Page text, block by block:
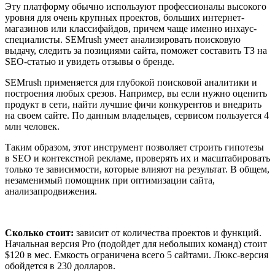
Эту платформу обычно используют профессионалы высокого
уровня для очень крупных проектов, больших интернет-
магазинов или классифайдов, причем чаще именно инхаус-
специалисты. SEMrush умеет анализировать поисковую
выдачу, следить за позициями сайта, поможет составить ТЗ на
SEO-статью и увидеть отзывы о бренде.
SEMrush применяется для глубокой поисковой аналитики и
построения любых срезов. Например, вы если нужно оценить
продукт в сети, найти лучшие фичи конкурентов и внедрить
на своем сайте. По данным владельцев, сервисом пользуется 4
млн человек.
Таким образом, этот инструмент позволяет строить гипотезы
в SEO и контекстной рекламе, проверять их и масштабировать
только те зависимости, которые влияют на результат. В общем,
незаменимый помощник при оптимизации сайта,
анализапродвижения.
Сколько стоит: зависит от количества проектов и функций.
Начальная версия Pro (подойдет для небольших команд) стоит
$120 в мес. Емкость ограничена всего 5 сайтами. Люкс-версия
обойдется в 230 долларов.